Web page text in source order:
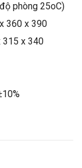
phòng 25oC)
360 x 390
315 x 340